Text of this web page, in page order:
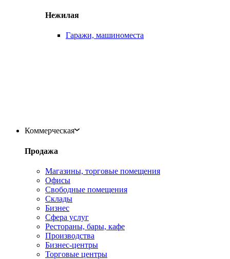
Нежилая
Гаражи, машиноместа
Коммерческая
Продажа
Магазины, торговые помещения
Офисы
Свободные помещения
Склады
Бизнес
Сфера услуг
Рестораны, бары, кафе
Производства
Бизнес-центры
Торговые центры